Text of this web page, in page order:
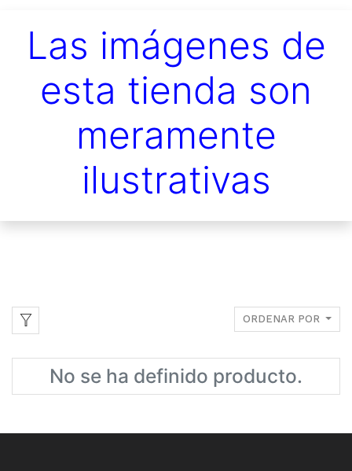
Las imágenes de
esta tienda son
meramente
ilustrativas
ORDENAR POR
No se ha definido producto.